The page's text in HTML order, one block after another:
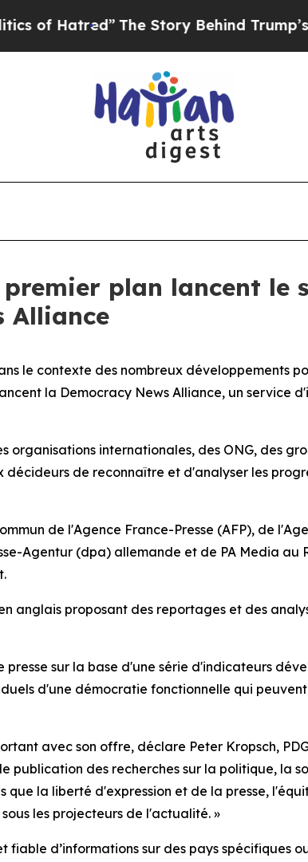
The Story Behind Trump’s
premier plan lancent
Alliance
le contexte des nombreux développements
la Democracy News Alliance, un service
organisations internationales, des ONG, des
de reconnaître et d'analyser les
de l'Agence France-Presse (AFP), de
Agentur (dpa) allemande et de PA Media au
anglais proposant des reportages et des
presse sur la base d'une série d'indicateurs
d'une démocratie fonctionnelle qui
avec son offre, déclare Peter Kropsch,
publication des recherches sur la politique, la
la liberté d'expression et de la presse,
les projecteurs de l'actualité. »
fiable d’informations sur des pays spécifiques